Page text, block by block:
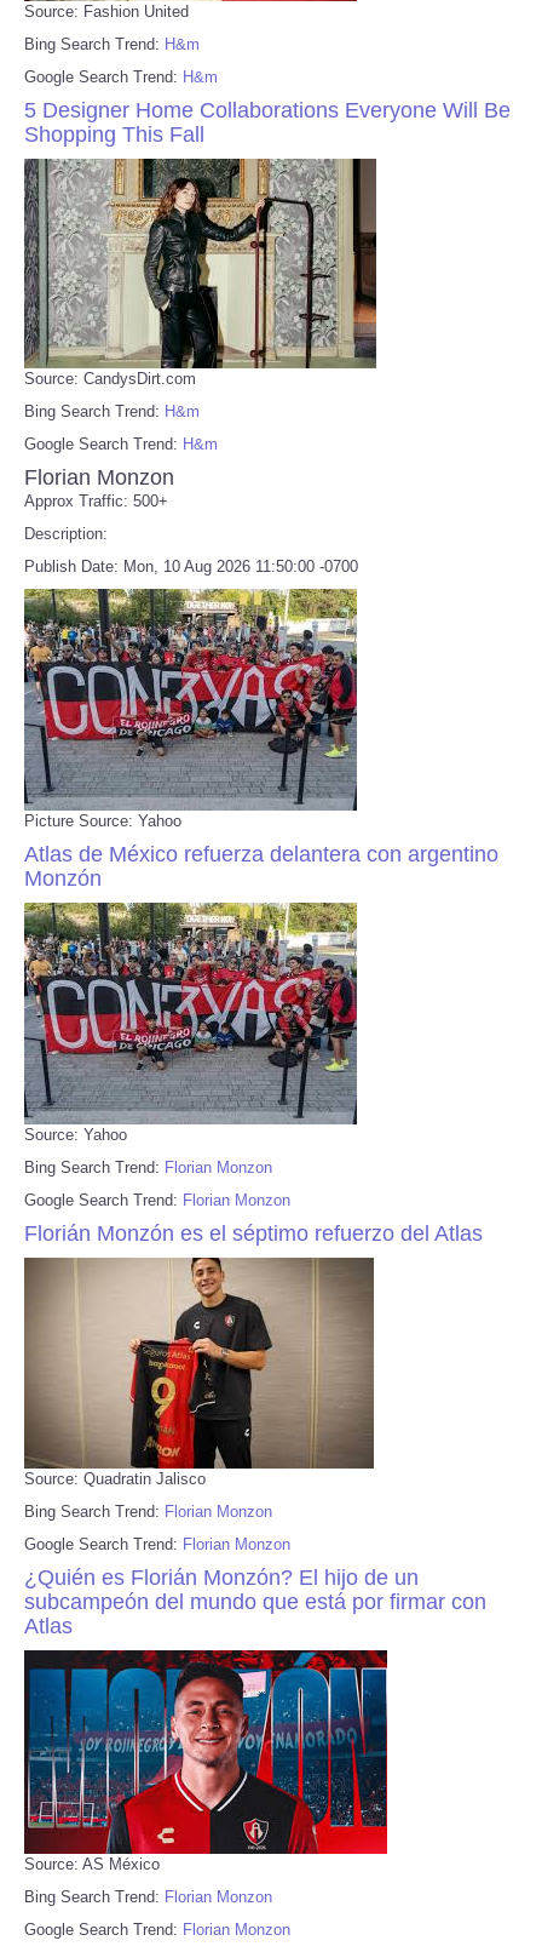
Source: Fashion United
Bing Search Trend: H&m
Google Search Trend: H&m
5 Designer Home Collaborations Everyone Will Be
Shopping This Fall
Source: CandysDirt.com
Bing Search Trend: H&m
Google Search Trend: H&m
Florian Monzon
Approx Traffic: 500+
Description:
Publish Date: Mon, 10 Aug 2026 11:50:00 -0700
Picture Source: Yahoo
Atlas de México refuerza delantera con argentino
Monzón
Source: Yahoo
Bing Search Trend: Florian Monzon
Google Search Trend: Florian Monzon
Florián Monzón es el séptimo refuerzo del Atlas
Source: Quadratin Jalisco
Bing Search Trend: Florian Monzon
Google Search Trend: Florian Monzon
¿Quién es Florián Monzón? El hijo de un
subcampeón del mundo que está por firmar con
Atlas
Source: AS México
Bing Search Trend: Florian Monzon
Google Search Trend: Florian Monzon